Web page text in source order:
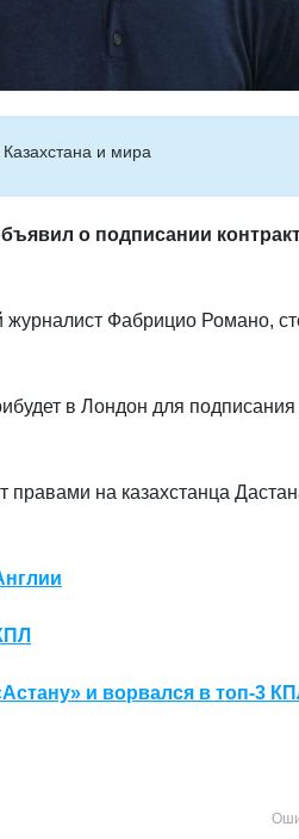
и мира
о подписании
журналист Фабрицио Романо,
в Лондон для
правами на казахстанца
и ворвался в топ-3